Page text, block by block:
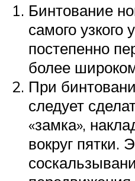
Бинтование
самого узкого
постепенно
более
При
следует
«замка»,
вокруг пятки.